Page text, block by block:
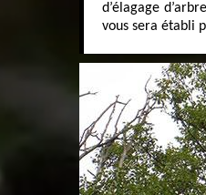
d’élagage
vous sera établi